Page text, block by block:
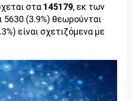
στα 145179, εκ των
5630 (3.9%) θεωρούνται
είναι σχετιζόμενα με